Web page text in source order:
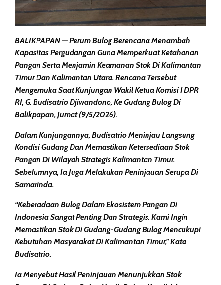
BALIKPAPAN — Perum Bulog Berencana Menambah
Kapasitas Pergudangan Guna Memperkuat Ketahanan
Pangan Serta Menjamin Keamanan Stok Di Kalimantan
Timur Dan Kalimantan Utara. Rencana Tersebut
Mengemuka Saat Kunjungan Wakil Ketua Komisi I DPR
RI, G. Budisatrio Djiwandono, Ke Gudang Bulog Di
Balikpapan, Jumat (9/5/2026).
Dalam Kunjungannya, Budisatrio Meninjau Langsung
Kondisi Gudang Dan Memastikan Ketersediaan Stok
Pangan Di Wilayah Strategis Kalimantan Timur.
Sebelumnya, Ia Juga Melakukan Peninjauan Serupa Di
Samarinda.
“Keberadaan Bulog Dalam Ekosistem Pangan Di
Indonesia Sangat Penting Dan Strategis. Kami Ingin
Memastikan Stok Di Gudang-Gudang Bulog Mencukupi
Kebutuhan Masyarakat Di Kalimantan Timur,” Kata
Budisatrio.
Ia Menyebut Hasil Peninjauan Menunjukkan Stok